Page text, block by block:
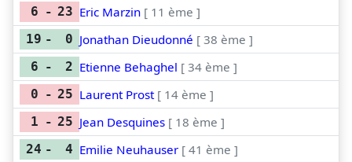
6 - 23 Eric Marzin [ 11 ème ]
19 - 0 Jonathan Dieudonné [ 38 ème ]
6 - 2 Etienne Behaghel [ 34 ème ]
0 - 25 Laurent Prost [ 14 ème ]
1 - 25 Jean Desquines [ 18 ème ]
24 - 4 Emilie Neuhauser [ 41 ème ]